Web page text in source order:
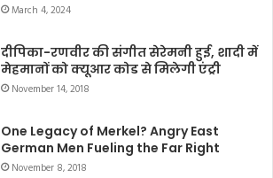
March 4, 2024
दीपिका-रणवीर की संगीत सेरेमनी हुई, शादी में
मेहमानों को क्यूआर कोड से मिलेगी एंट्री
November 14, 2018
One Legacy of Merkel? Angry East
German Men Fueling the Far Right
November 8, 2018